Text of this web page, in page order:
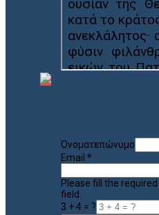
Όνοματεπώνυμο
Email *
Please fill the required
field.
3 + 4 = ?